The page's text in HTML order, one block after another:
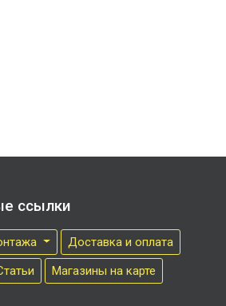
ссылки
Доставка и оплата
Магазины на карте